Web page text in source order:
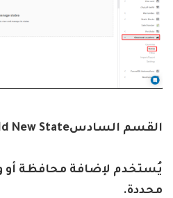
القسم السادسNew State:
يُستخدم لإضافة محافظة أو
محددة.